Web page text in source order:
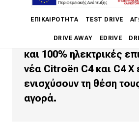
ΕΠΙΚΑΙΡΌΤΗΤΑ TEST DRIVE
DRIVE AWAY EDRIVE
Main navigation
Επικαιρότητα
Νέα μοντέλα
Με ανανεωμένη
προηγμένες
γκάμα που
και 100% ηλεκτρικές
νέα Citroën C4 και C4 X
ενισχύσουν τη θέση
αγορά.